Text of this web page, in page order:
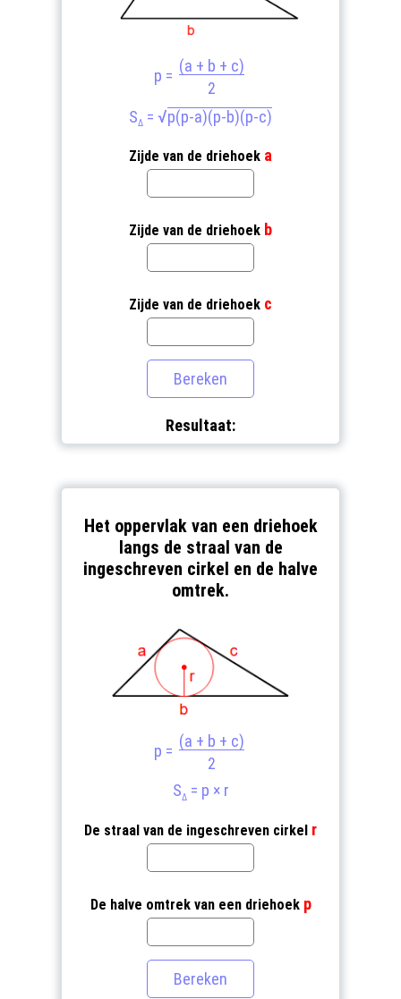
p =
(a + b + c)
2
SΔ = √p(p-a)(p-b)(p-c)
Zijde van de driehoek a
Zijde van de driehoek b
Zijde van de driehoek c
Resultaat:
Het oppervlak van een driehoek
langs de straal van de
ingeschreven cirkel en de halve
omtrek.
p =
(a + b + c)
2
SΔ = p × r
De straal van de ingeschreven cirkel r
De halve omtrek van een driehoek p